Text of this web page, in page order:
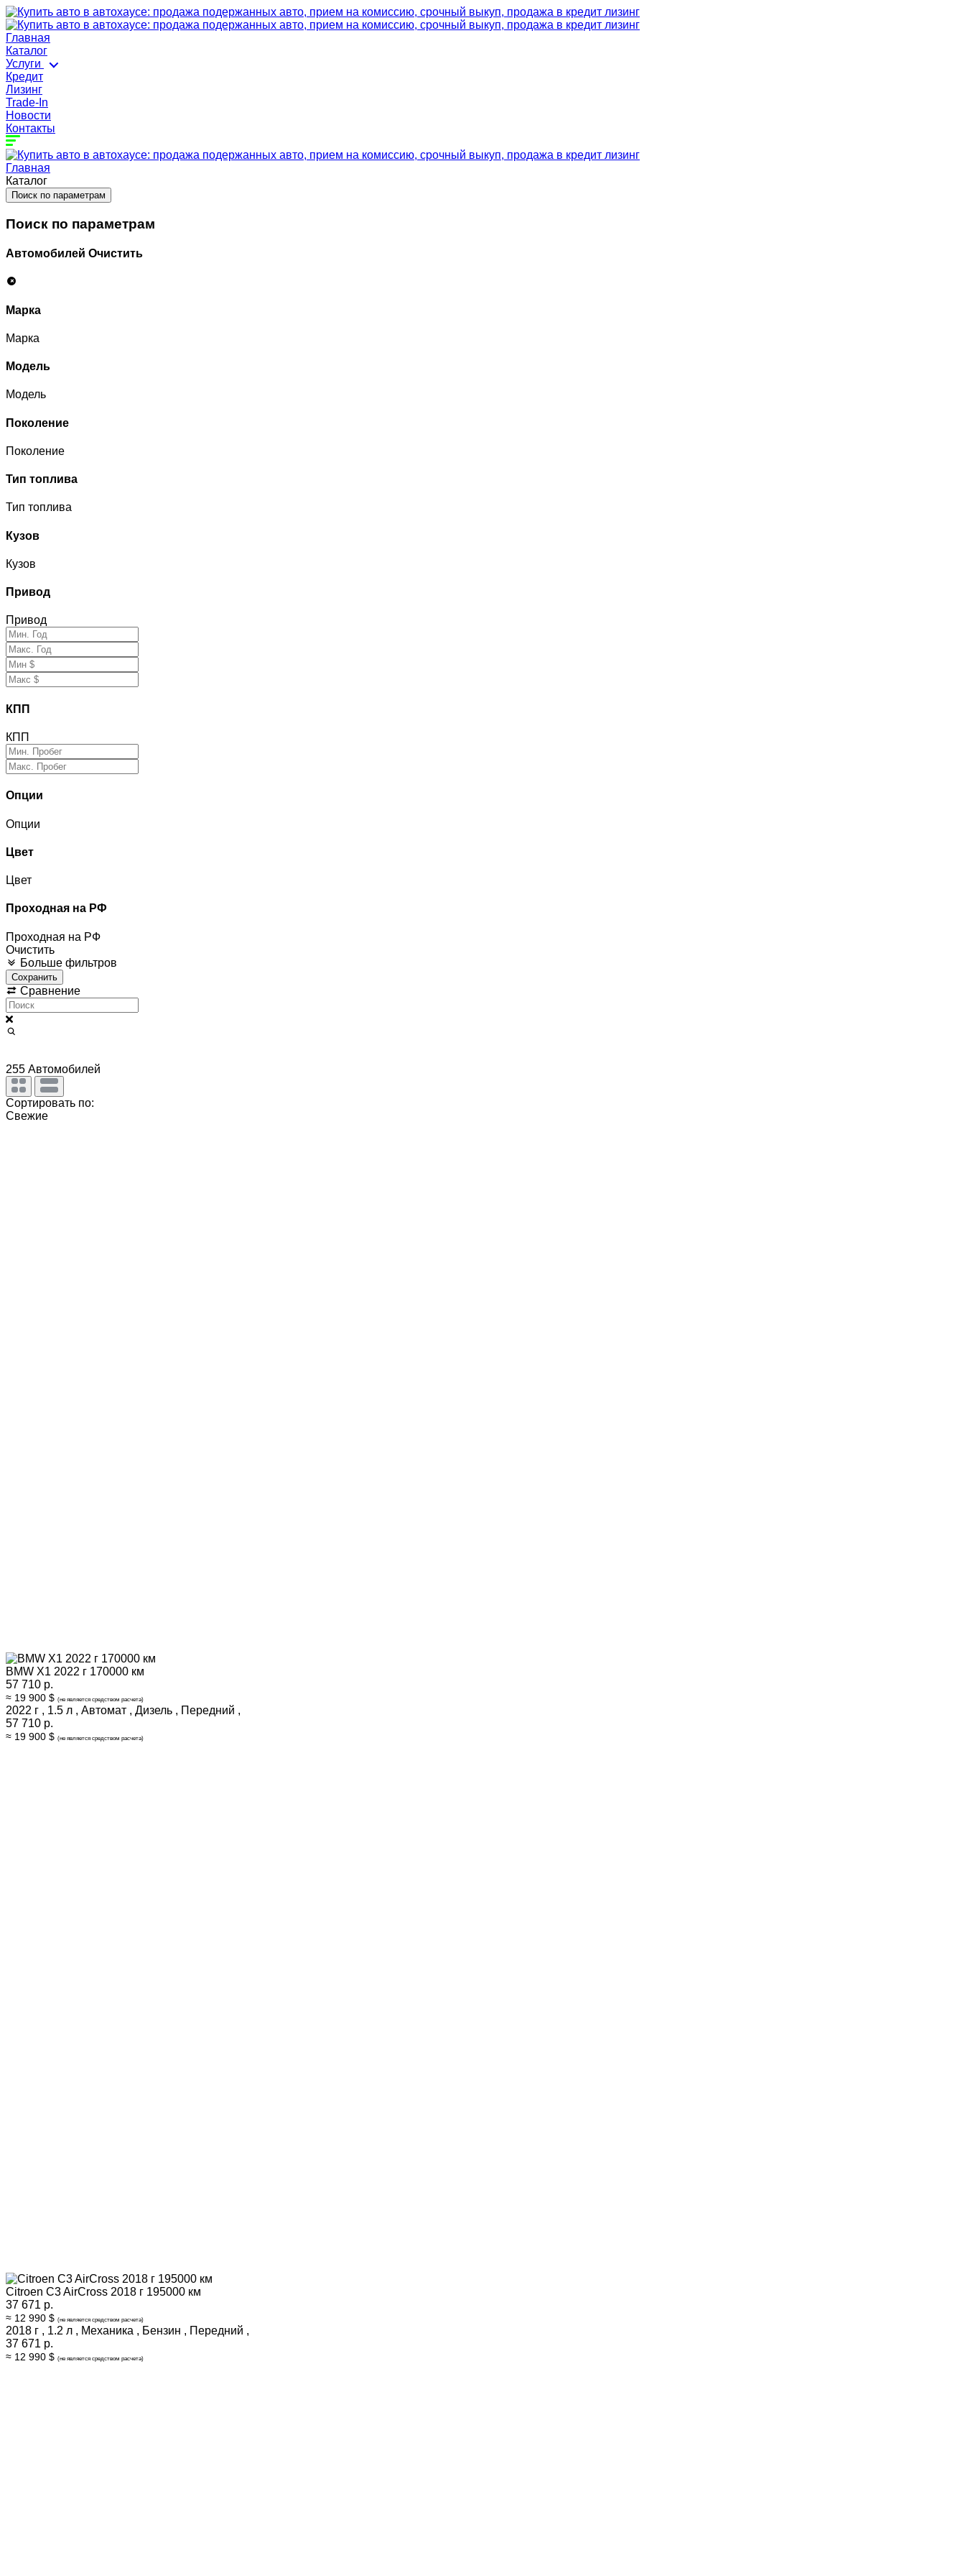
Главная
Каталог
Услуги
Кредит
Лизинг
Trade-In
Новости
Контакты
Главная
Каталог
Поиск по параметрам
Поиск по параметрам
Автомобилей Очистить
Марка
Марка
Модель
Модель
Поколение
Поколение
Тип топлива
Тип топлива
Кузов
Кузов
Привод
Привод
КПП
КПП
Опции
Опции
Цвет
Цвет
Проходная на РФ
Проходная на РФ
Очистить
Больше фильтров
Сохранить
Сравнение
255 Автомобилей
Сортировать по:
Свежие
BMW X1 2022 г 170000 км
57 710 р.
≈ 19 900 $ (не является средством расчета)
2022 г , 1.5 л , Автомат , Дизель , Передний ,
57 710 р.
≈ 19 900 $ (не является средством расчета)
Citroen C3 AirCross 2018 г 195000 км
37 671 р.
≈ 12 990 $ (не является средством расчета)
2018 г , 1.2 л , Механика , Бензин , Передний ,
37 671 р.
≈ 12 990 $ (не является средством расчета)